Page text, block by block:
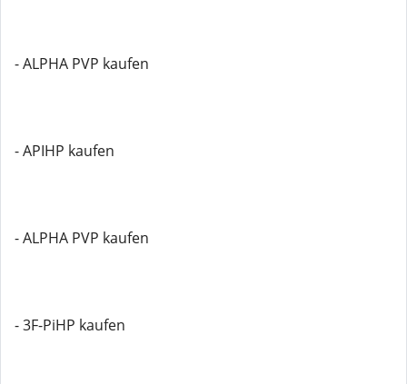
- ALPHA PVP kaufen
- APIHP kaufen
- ALPHA PVP kaufen
- 3F-PiHP kaufen